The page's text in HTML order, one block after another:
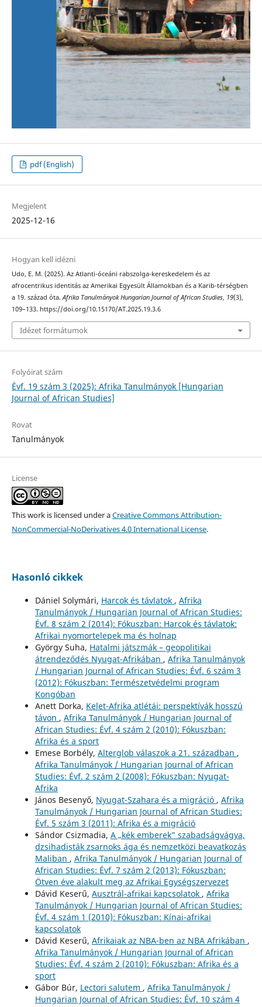
pdf (English)
Megjelent
2025-12-16
Hogyan kell idézni
Udo, E. M. (2025). Az Atlanti-óceáni rabszolga-kereskedelem és az
afrocentrikus identitás az Amerikai Egyesült Államokban és a Karib-térségben
a 19. század óta.Afrika Tanulmányok Hungarian Journal of African Studies, 19(3),
109–133. https://doi.org/10.15170/AT.2025.19.3.6
Idézet formátumok
Folyóirat szám
Évf. 19 szám 3 (2025): Afrika Tanulmányok [Hungarian
Journal of African Studies]
Rovat
Tanulmányok
License
This work is licensed under aCreative Commons Attribution-
NonCommercial-NoDerivatives 4.0 International License.
Hasonló cikkek
Dániel Solymári, Harcok és távlatok , Afrika
Tanulmányok / Hungarian Journal of African Studies:
Évf. 8 szám 2 (2014): Fókuszban: Harcok és távlatok:
Afrikai nyomortelepek ma és holnap
György Suha, Hatalmi játszmák – geopolitikai
átrendeződés Nyugat-Afrikában , Afrika Tanulmányok
/ Hungarian Journal of African Studies: Évf. 6 szám 3
(2012): Fókuszban: Természetvédelmi program
Kongóban
Anett Dorka, Kelet-Afrika atlétái: perspektívák hosszú
távon , Afrika Tanulmányok / Hungarian Journal of
African Studies: Évf. 4 szám 2 (2010): Fókuszban:
Afrika és a sport
Emese Borbély, Alterglob válaszok a 21. században ,
Afrika Tanulmányok / Hungarian Journal of African
Studies: Évf. 2 szám 2 (2008): Fókuszban: Nyugat-
Afrika
János Besenyő, Nyugat-Szahara és a migráció , Afrika
Tanulmányok / Hungarian Journal of African Studies:
Évf. 5 szám 3 (2011): Afrika és a migráció
Sándor Csizmadia, A „kék emberek” szabadságvágya,
dzsihadisták zsarnoks ága és nemzetközi beavatkozás
Maliban , Afrika Tanulmányok / Hungarian Journal of
African Studies: Évf. 7 szám 2 (2013): Fókuszban:
Ötven éve alakult meg az Afrikai Egységszervezet
Dávid Keserű, Ausztrál-afrikai kapcsolatok , Afrika
Tanulmányok / Hungarian Journal of African Studies:
Évf. 4 szám 1 (2010): Fókuszban: Kínai-afrikai
kapcsolatok
Dávid Keserű, Afrikaiak az NBA-ben az NBA Afrikában ,
Afrika Tanulmányok / Hungarian Journal of African
Studies: Évf. 4 szám 2 (2010): Fókuszban: Afrika és a
sport
Gábor Búr, Lectori salutem , Afrika Tanulmányok /
Hungarian Journal of African Studies: Évf. 10 szám 4